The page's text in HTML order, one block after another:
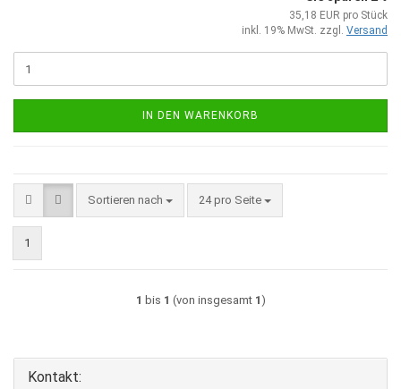
35,18 EUR pro Stück
inkl. 19% MwSt. zzgl. Versand
IN DEN WARENKORB
Sortieren nach
Sortieren nach 24 pro Seite
pro Seite
1
1 bis 1 (von insgesamt 1)
Kontakt: